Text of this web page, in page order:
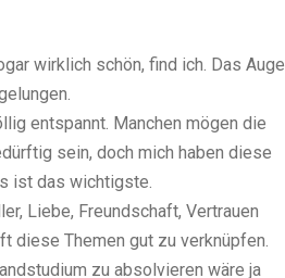
wirklich schön, find ich. Das Auge
entspannt. Manchen mögen die
sein, doch mich haben diese
ist das wichtigste.
Liebe, Freundschaft, Vertrauen
diese Themen gut zu verknüpfen.
zu absolvieren wäre ja